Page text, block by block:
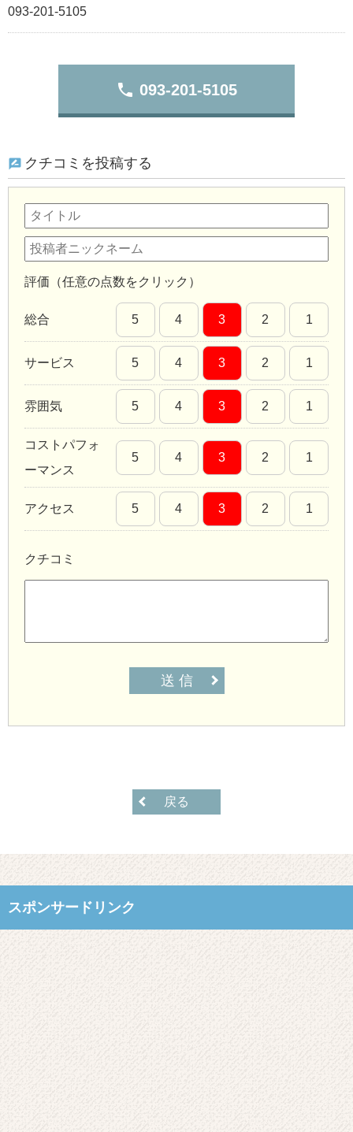
093-201-5105
phone 093-201-5105
クチコミを投稿する
評価（任意の点数をクリック）
総合 5 4 3 2 1
サービス 5 4 3 2 1
雰囲気 5 4 3 2 1
コストパフォ
ーマンス
5 4 3 2 1
アクセス 5 4 3 2 1
クチコミ
送 信
戻る
スポンサードリンク